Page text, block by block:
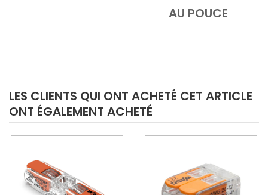
AU POUCE
LES CLIENTS QUI ONT ACHETÉ CET ARTICLE
ONT ÉGALEMENT ACHETÉ